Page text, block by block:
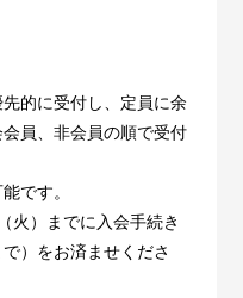
的に受付し、定員に余
員、非会員の順で受付
です。
火）までに入会手続き
）をお済ませくださ